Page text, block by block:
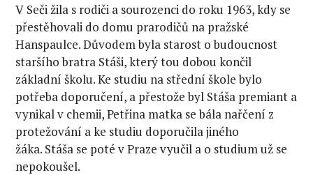
V Seči žila s rodiči a sourozenci do roku 1963, kdy se
přestěhovali do domu prarodičů na pražské
Hanspaulce. Důvodem byla starost o budoucnost
staršího bratra Stáši, který tou dobou končil
základní školu. Ke studiu na střední škole bylo
potřeba doporučení, a přestože byl Stáša premiant a
vynikal v chemii, Petřina matka se bála nařčení z
protežování a ke studiu doporučila jiného
žáka. Stáša se poté v Praze vyučil a o studium už se
nepokoušel.